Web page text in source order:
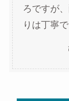
ろですが
りは丁寧で